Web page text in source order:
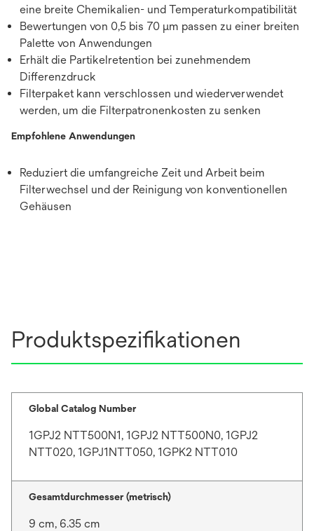
eine breite Chemikalien- und Temperaturkompatibilität
Bewertungen von 0,5 bis 70 μm passen zu einer breiten
Palette von Anwendungen
Erhält die Partikelretention bei zunehmendem
Differenzdruck
Filterpaket kann verschlossen und wiederverwendet
werden, um die Filterpatronenkosten zu senken
Empfohlene Anwendungen
Reduziert die umfangreiche Zeit und Arbeit beim
Filterwechsel und der Reinigung von konventionellen
Gehäusen
Produktspezifikationen
Global Catalog Number
1GPJ2 NTT500N1, 1GPJ2 NTT500N0, 1GPJ2
NTT020, 1GPJ1NTT050, 1GPK2 NTT010
Gesamtdurchmesser (metrisch)
9 cm, 6.35 cm